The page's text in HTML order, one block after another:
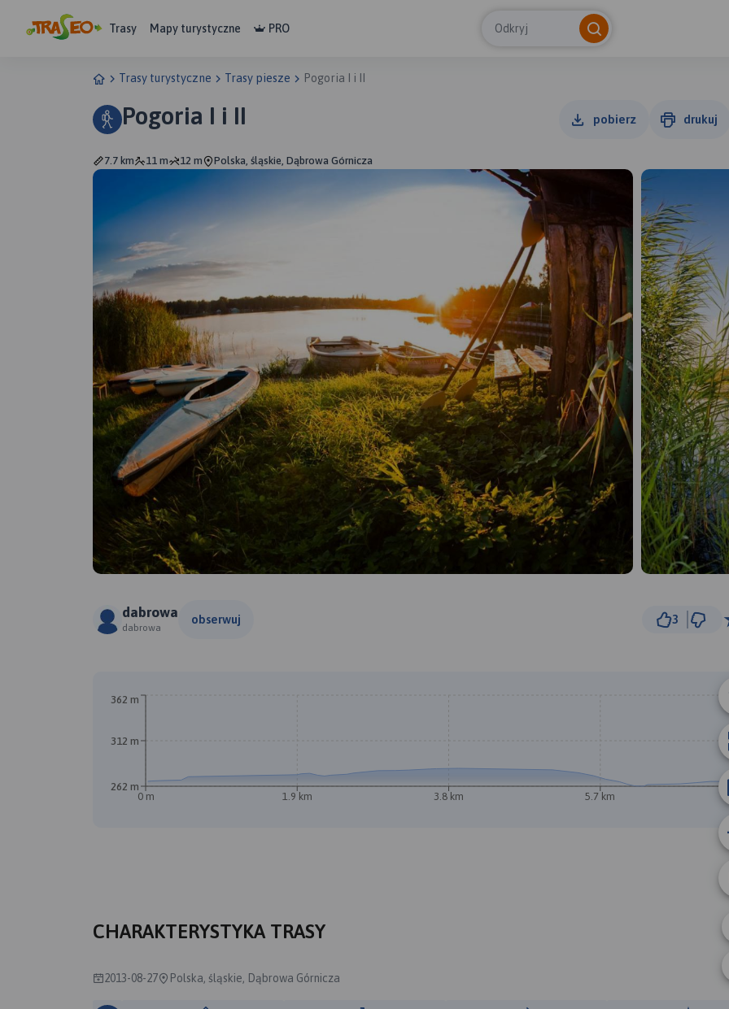
Trasy Mapy turystyczne PRO Odkryj
Trasy turystyczne Trasy piesze Pogoria I i II
Pogoria I i II pobierz drukuj
7.7 km 11 m 12 m Polska, śląskie, Dąbrowa Górnicza
dabrowa
dabrowa
obserwuj 3
0 m 1.9 km 3.8 km 5.7 km
262 m
312 m
362 m
CHARAKTERYSTYKA TRASY
2013-08-27 Polska, śląskie, Dąbrowa Górnicza